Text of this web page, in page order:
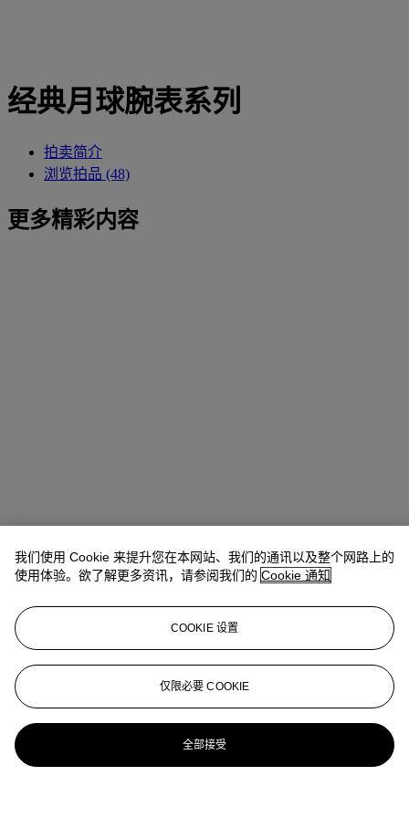
经典月球腕表系列
拍卖简介
浏览拍品 (48)
更多精彩内容
我们使用 Cookie 来提升您在本网站、我们的通讯以及整个网路上的
使用体验。欲了解更多资讯，请参阅我们的 Cookie 通知
COOKIE 设置
仅限必要 COOKIE
全部接受